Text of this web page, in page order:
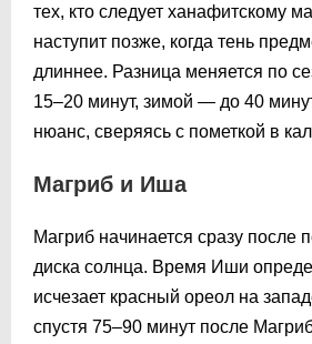
тех, кто следует ханафитскому
наступит позже, когда тень
длиннее. Разница меняется по
15–20 минут, зимой — до 40
нюанс, сверяясь с пометкой в
Магриб и Иша
Магриб начинается сразу после
диска солнца. Время Иши
исчезает красный ореол на
спустя 75–90 минут после